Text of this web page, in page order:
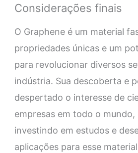
Considerações finais
O Graphene é um material
propriedades únicas e um
para revolucionar diversos
indústria. Sua descoberta e
despertado o interesse de
empresas em todo o mundo,
investindo em estudos e
aplicações para esse